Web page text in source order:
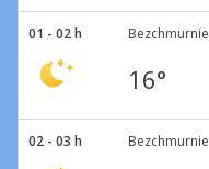
01 - 02 h Bezchmurnie
16°
02 - 03 h Bezchmurnie